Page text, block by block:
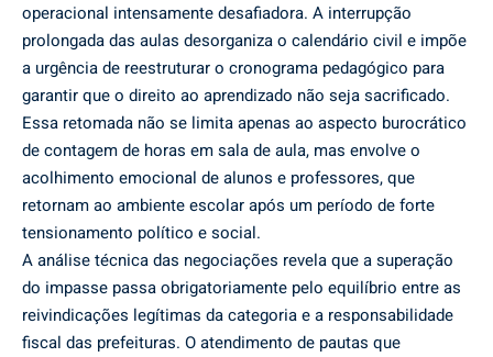
operacional intensamente desafiadora. A interrupção
prolongada das aulas desorganiza o calendário civil e impõe
a urgência de reestruturar o cronograma pedagógico para
garantir que o direito ao aprendizado não seja sacrificado.
Essa retomada não se limita apenas ao aspecto burocrático
de contagem de horas em sala de aula, mas envolve o
acolhimento emocional de alunos e professores, que
retornam ao ambiente escolar após um período de forte
tensionamento político e social.
A análise técnica das negociações revela que a superação
do impasse passa obrigatoriamente pelo equilíbrio entre as
reivindicações legítimas da categoria e a responsabilidade
fiscal das prefeituras. O atendimento de pautas que